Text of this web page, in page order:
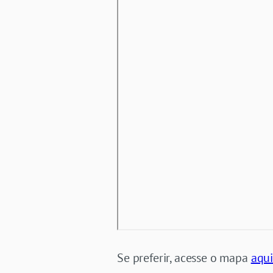
Se preferir, acesse o mapa aqui